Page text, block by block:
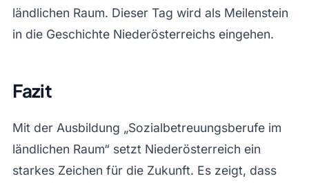
ländlichen Raum. Dieser Tag wird als Meilenstein
in die Geschichte Niederösterreichs eingehen.
Fazit
Mit der Ausbildung „Sozialbetreuungsberufe im
ländlichen Raum“ setzt Niederösterreich ein
starkes Zeichen für die Zukunft. Es zeigt, dass